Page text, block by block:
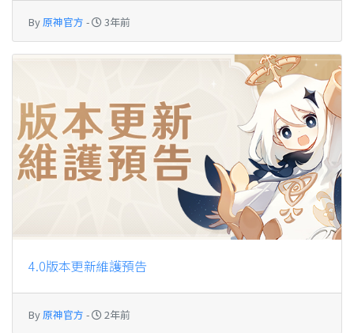
By 原神官方 - 3年前
4.0版本更新維護預告
By 原神官方 - 2年前